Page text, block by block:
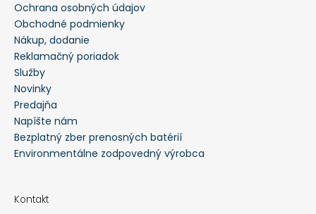
O
d
p
o
r
ú
č
a
m
e
PULOVER
-
-
Ochrana osobných údajov
Obchodné podmienky
Nákup, dodanie
Reklamačný poriadok
Služby
Novinky
Predajňa
Napíšte nám
Bezplatný zber prenosných batérií
Environmentálne zodpovedný výrobca
Kontakt